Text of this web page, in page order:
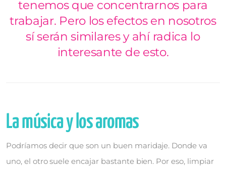
tenemos que concentrarnos para
trabajar. Pero los efectos en nosotros
sí serán similares y ahí radica lo
interesante de esto.
La música y los aromas
Podríamos decir que son un buen maridaje. Donde va
uno, el otro suele encajar bastante bien. Por eso, limpiar